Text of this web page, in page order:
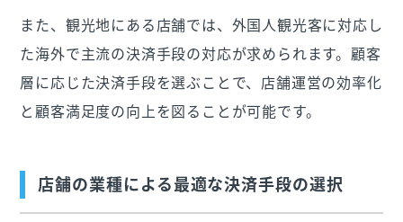
また、観光地にある店舗では、外国人観光客に対応し
た海外で主流の決済手段の対応が求められます。顧客
層に応じた決済手段を選ぶことで、店舗運営の効率化
と顧客満足度の向上を図ることが可能です。
店舗の業種による最適な決済手段の選択